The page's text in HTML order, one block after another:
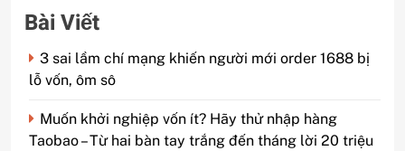
Bài Viết
3 sai lầm chí mạng khiến người mới order 1688 bị
lỗ vốn, ôm sô
Muốn khởi nghiệp vốn ít? Hãy thử nhập hàng
Taobao – Từ hai bàn tay trắng đến tháng lời 20 triệu